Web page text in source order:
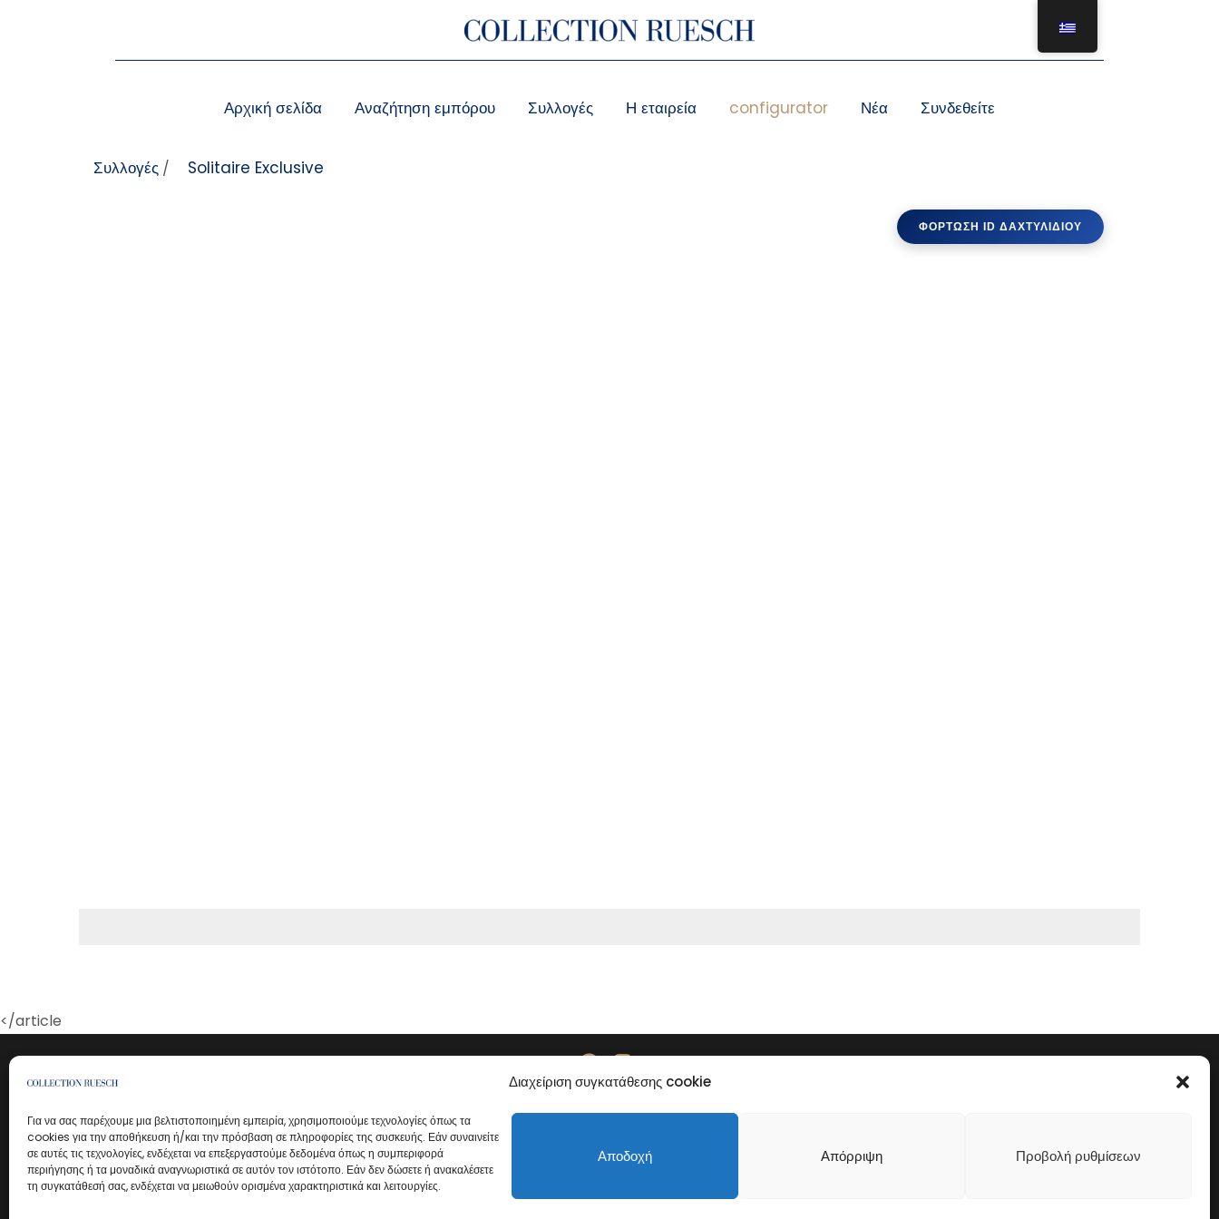
Διαχείριση συγκατάθεσης cookie
Για να σας παρέχουμε μια βελτιστοποιημένη εμπειρία, χρησιμοποιούμε τεχνολογίες όπως τα
cookies για την αποθήκευση ή/και την πρόσβαση σε πληροφορίες της συσκευής. Εάν συναινείτε
σε αυτές τις τεχνολογίες, ενδέχεται να επεξεργαστούμε δεδομένα όπως η συμπεριφορά
περιήγησης ή τα μοναδικά αναγνωριστικά σε αυτόν τον ιστότοπο. Εάν δεν δώσετε ή ανακαλέσετε
τη συγκατάθεσή σας, ενδέχεται να μειωθούν ορισμένα χαρακτηριστικά και λειτουργίες.
Αποδοχή Απόρριψη Προβολή ρυθμίσεων
Αρχική σελίδα Αναζήτηση εμπόρου Συλλογές Η εταιρεία configurator Νέα Συνδεθείτε
Συλλογές / Solitaire Exclusive
ΦΌΡΤΩΣΗ ID ΔΑΧΤΥΛΙΔΙΟΎ
</article
Πολιτική απορρήτου Εκτύπωση